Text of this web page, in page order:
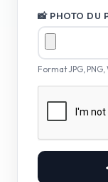
📸 PHOTO DU
Format JPG, PNG,